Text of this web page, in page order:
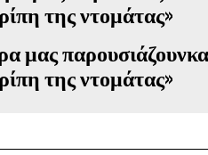
μας
της ντομάτας»